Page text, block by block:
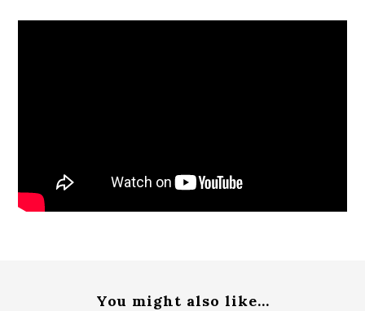
You might also like...